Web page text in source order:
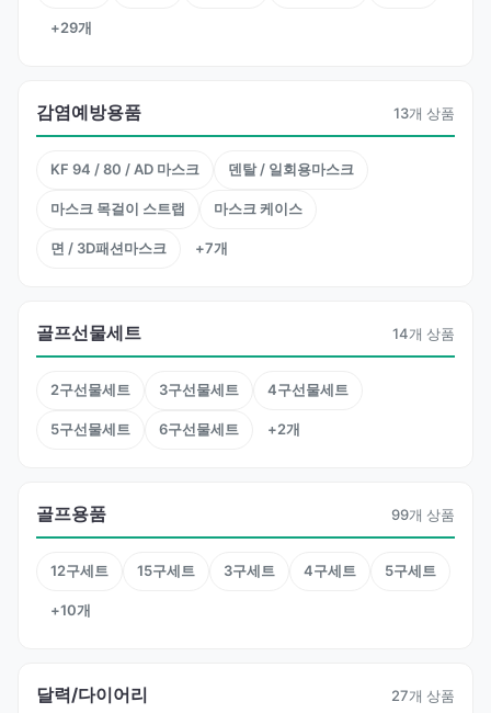
+29개
감염예방용품 13개 상품
KF 94 / 80 / AD 마스크 덴탈 / 일회용마스크
마스크 목걸이 스트랩 마스크 케이스
면 / 3D패션마스크 +7개
골프선물세트 14개 상품
2구선물세트 3구선물세트 4구선물세트
5구선물세트 6구선물세트 +2개
골프용품 99개 상품
12구세트 15구세트 3구세트 4구세트 5구세트
+10개
달력/다이어리 27개 상품